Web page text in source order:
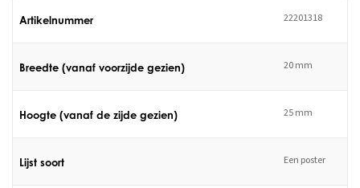
Artikelnummer 22201318
Breedte (vanaf voorzijde gezien) 20 mm
Hoogte (vanaf de zijde gezien) 25 mm
Lijst soort Een poster